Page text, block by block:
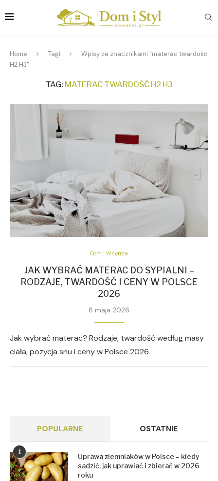
Home Tagi
Wpisy ze znacznikami "materac twardość
H2 H3"
TAG: MATERAC TWARDOŚĆ H2 H3
Dom i Wnętrza
JAK WYBRAĆ MATERAC DO SYPIALNI –
RODZAJE, TWARDOŚĆ I CENY W POLSCE
2026
8 maja 2026
Jak wybrać materac? Rodzaje, twardość według masy
ciała, pozycja snu i ceny w Polsce 2026.
POPULARNE OSTATNIE
1
Uprawa ziemniaków w Polsce – kiedy
sadzić, jak uprawiać i zbierać w 2026
roku